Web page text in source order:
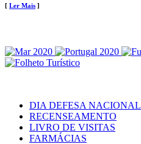
[ Ler Mais ]
DIA DEFESA NACIONAL
RECENSEAMENTO
LIVRO DE VISITAS
FARMÁCIAS